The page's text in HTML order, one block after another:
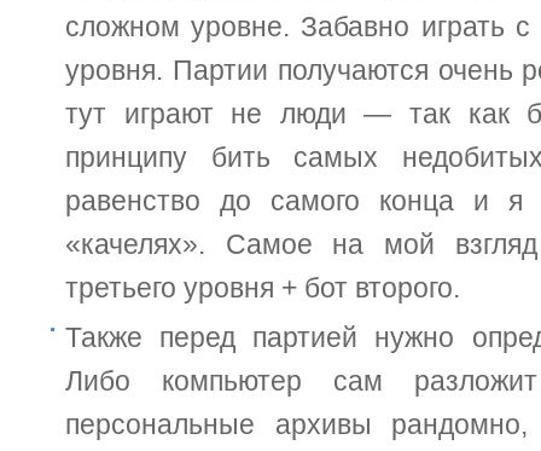
сложном уровне. Забавно играть
уровня. Партии получаются очень
тут играют не люди — так как
принципу бить самых
равенство до самого конца и
«качелях». Самое на мой
третьего уровня + бот второго.
Также перед партией нужно
Либо компьютер сам
персональные архивы